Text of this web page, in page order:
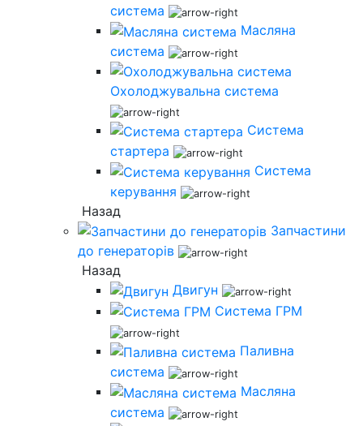
система
Масляна
система
Охолоджувальна система
Система
стартера
Система
керування
Назад
Запчастини
до генераторів
Назад
Двигун
Система ГРМ
Паливна
система
Масляна
система